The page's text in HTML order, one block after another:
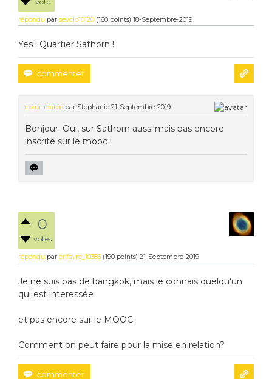
répondu par sevclo10120 (160 points) 18-Septembre-2019
Yes ! Quartier Sathorn !
commentée par Stephanie 21-Septembre-2019
Bonjour. Oui, sur Sathorn aussi!mais pas encore
inscrite sur le mooc !
0
votes
répondu par er.favre_10383 (190 points) 21-Septembre-2019
Je ne suis pas de bangkok, mais je connais quelqu'un
qui est interessée
et pas encore sur le MOOC
Comment on peut faire pour la mise en relation?